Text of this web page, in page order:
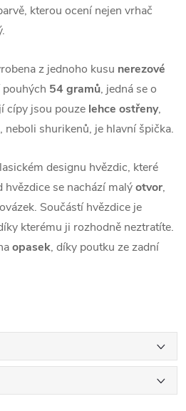
kterou ocení nejen vrhač
z jednoho kusu nerezové
54 gramů, jedná se o
cípy jsou pouze lehce ostřeny,
neboli shurikenů, je hlavní špička.
designu hvězdic, které
se nachází malýotvor,
Součástí hvězdice je
kterému ji rozhodně neztratíte.
opasek, díky poutku ze zadní